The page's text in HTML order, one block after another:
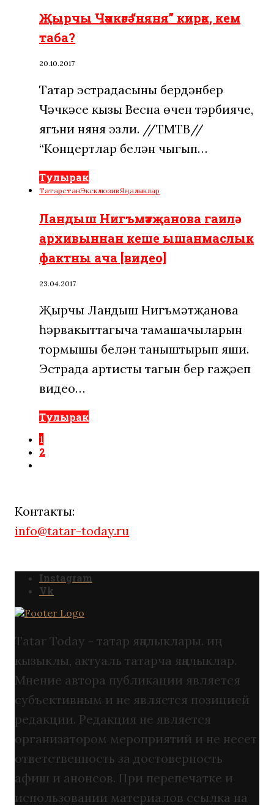
Җырчы Чәчкәгә “няня” кирәк, кем
таба?
20.10.2017
Татар эстрадасының бердәнбер
Чәчкәсе кызы Весна өчен тәрбияче,
ягъни няня эзли. //ТМТВ//
“Концертлар белән чыгып…
Тулырак
ТатарстанЭксклюзивЯңалыклар
Ландыш Нигъмәтҗанова гаилә
архивыннан кеше ышанмаслык
фактны ача [видео]
23.04.2017
Җырчы Ландыш Нигъмәтҗанова
һәрвакыттагыча тамашачыларын
тормышы белән таныштырып яши.
Эстрада артисты тагын бер гаҗәеп
видео…
Тулырак
1
2
Контакты:
info@tatar-today.ru
Instagram
Vk
Tatar Today - татар яңалыклары. иң
кызыклы, актуаль татарча яңалыклар.
Мнение автора публикации является
субъективным и не является позицией
редакции. Редакция не является
организатором мероприятий и не несет
ответственность за достоверность
афиш и анонсов. При перепечатке и
использовании материалов ссылка на